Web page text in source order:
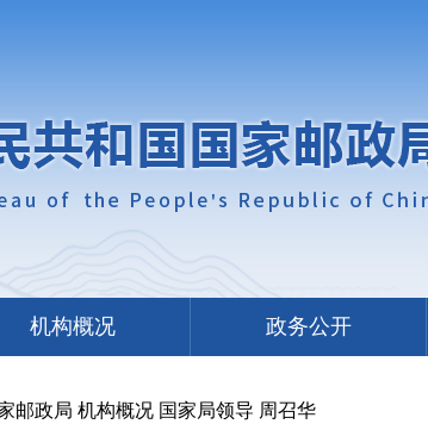
机构概况 政务公开
邮政局 机构概况 国家局领导 周召华